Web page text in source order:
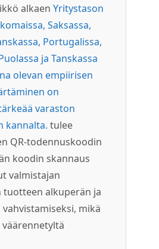
alkaen Yritystason
Saksassa,
Portugalissa,
ja Tanskassa
olevan empiirisen
on
varaston
kannalta. tulee
QR-todennuskoodin
koodin skannaus
valmistajan
alkuperän ja
mikä